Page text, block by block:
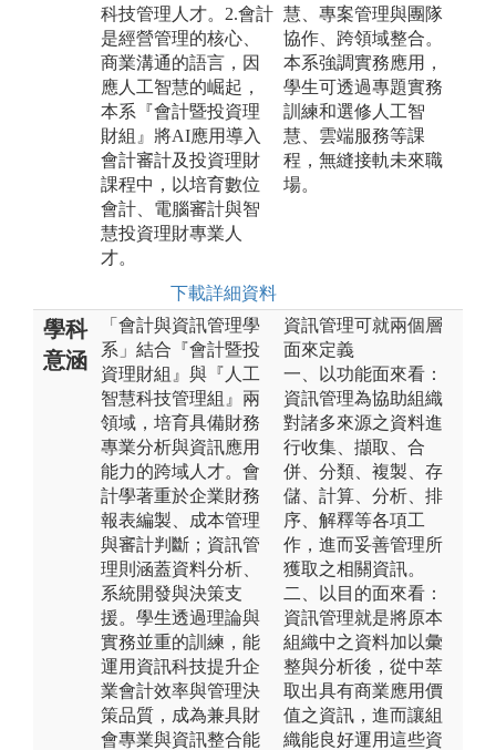
科技管理人才。2.會計
是經營管理的核心、
商業溝通的語言，因
應人工智慧的崛起，
本系『會計暨投資理
財組』將AI應用導入
會計審計及投資理財
課程中，以培育數位
會計、電腦審計與智
慧投資理財專業人
才。
下載詳細資料
慧、專案管理與團隊
協作、跨領域整合。
本系強調實務應用，
學生可透過專題實務
訓練和選修人工智
慧、雲端服務等課
程，無縫接軌未來職
場。
學科
意涵
「會計與資訊管理學
系」結合『會計暨投
資理財組』與『人工
智慧科技管理組』兩
領域，培育具備財務
專業分析與資訊應用
能力的跨域人才。會
計學著重於企業財務
報表編製、成本管理
與審計判斷；資訊管
理則涵蓋資料分析、
系統開發與決策支
援。學生透過理論與
實務並重的訓練，能
運用資訊科技提升企
業會計效率與管理決
策品質，成為兼具財
會專業與資訊整合能
資訊管理可就兩個層
面來定義
一、以功能面來看：
資訊管理為協助組織
對諸多來源之資料進
行收集、擷取、合
併、分類、複製、存
儲、計算、分析、排
序、解釋等各項工
作，進而妥善管理所
獲取之相關資訊。
二、以目的面來看：
資訊管理就是將原本
組織中之資料加以彙
整與分析後，從中萃
取出具有商業應用價
值之資訊，進而讓組
織能良好運用這些資